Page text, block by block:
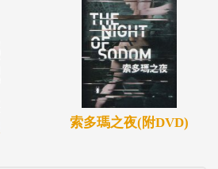
索多瑪之夜(附DVD)